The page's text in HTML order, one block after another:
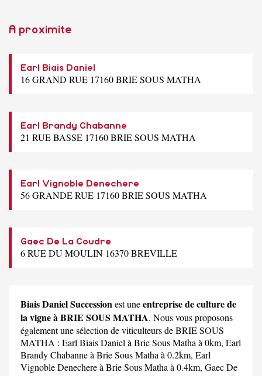
A proximite
Earl Biais Daniel
16 GRAND RUE 17160 BRIE SOUS MATHA
Earl Brandy Chabanne
21 RUE BASSE 17160 BRIE SOUS MATHA
Earl Vignoble Denechere
56 GRANDE RUE 17160 BRIE SOUS MATHA
Gaec De La Coudre
6 RUE DU MOULIN 16370 BREVILLE
Biais Daniel Successionest uneentreprise de culture de
la vigne à BRIE SOUS MATHA. Nous vous proposons
également une sélection de viticulteurs de BRIE SOUS
MATHA : Earl Biais Daniel à Brie Sous Matha à 0km, Earl
Brandy Chabanneà Brie Sous Matha à 0.2km, Earl
Vignoble Denechereà Brie Sous Matha à 0.4km, Gaec De